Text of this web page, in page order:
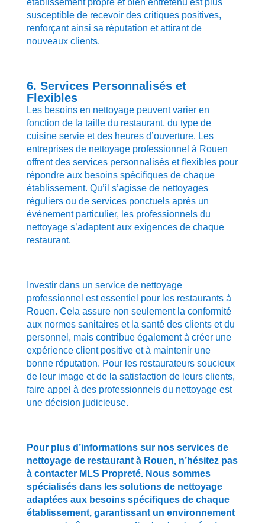
établissement propre et bien entretenu est plus
susceptible de recevoir des critiques positives,
renforçant ainsi sa réputation et attirant de
nouveaux clients.
6. Services Personnalisés et
Flexibles
Les besoins en nettoyage peuvent varier en
fonction de la taille du restaurant, du type de
cuisine servie et des heures d’ouverture. Les
entreprises de nettoyage professionnel à Rouen
offrent des services personnalisés et flexibles pour
répondre aux besoins spécifiques de chaque
établissement. Qu’il s’agisse de nettoyages
réguliers ou de services ponctuels après un
événement particulier, les professionnels du
nettoyage s’adaptent aux exigences de chaque
restaurant.
Investir dans un service de nettoyage
professionnel est essentiel pour les restaurants à
Rouen. Cela assure non seulement la conformité
aux normes sanitaires et la santé des clients et du
personnel, mais contribue également à créer une
expérience client positive et à maintenir une
bonne réputation. Pour les restaurateurs soucieux
de leur image et de la satisfaction de leurs clients,
faire appel à des professionnels du nettoyage est
une décision judicieuse.
Pour plus d’informations sur nos services de
nettoyage de restaurant à Rouen, n’hésitez pas
à contacter MLS Propreté. Nous sommes
spécialisés dans les solutions de nettoyage
adaptées aux besoins spécifiques de chaque
établissement, garantissant un environnement